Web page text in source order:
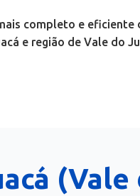
completo e eficiente
e região de Vale do
(Vale